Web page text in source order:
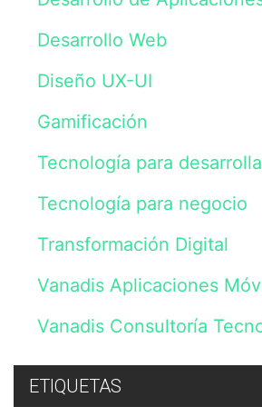
consultas
nuestros
datos
incluidos
fichero
responsable
Initiative,
acuerdo
lo
previsto
Desarrollo Web
Diseño UX-UI
Gamificación
Tecnología para
Tecnología para negocio
Transformación Digital
Vanadis Aplicaciones
Vanadis Consultoría
ETIQUETAS